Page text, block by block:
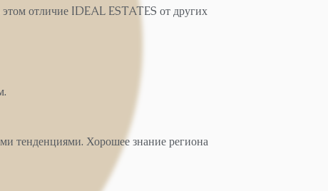
отличие IDEAL ESTATES от других
тенденциями. Хорошее знание региона